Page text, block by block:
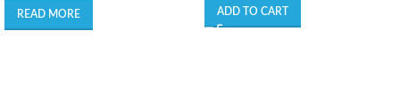
READ MORE ADD TO CART